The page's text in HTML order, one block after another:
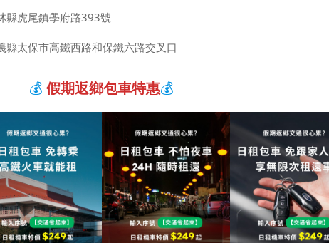
縣虎尾鎮學府路393號
縣太保市高鐵西路和保鐵六路交叉口
💰假期返鄉包車特惠💰